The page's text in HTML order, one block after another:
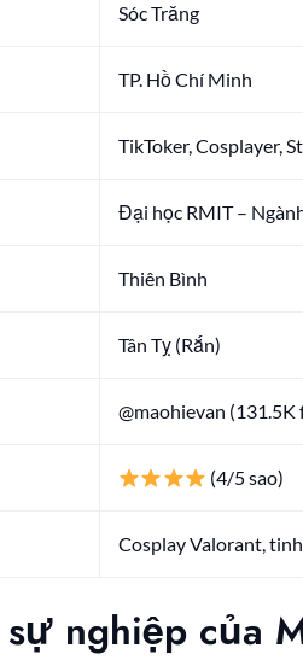
Sóc Trăng
TP. Hồ Chí Minh
TikToker, Cosplayer,
Đại học RMIT –
Thiên Bình
Tân Tỵ (Rắn)
@maohievan (131.5K
(4/5 sao)
Cosplay Valorant,
nghiệp của